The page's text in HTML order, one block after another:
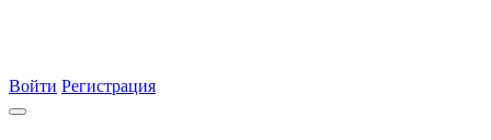
Войти Регистрация